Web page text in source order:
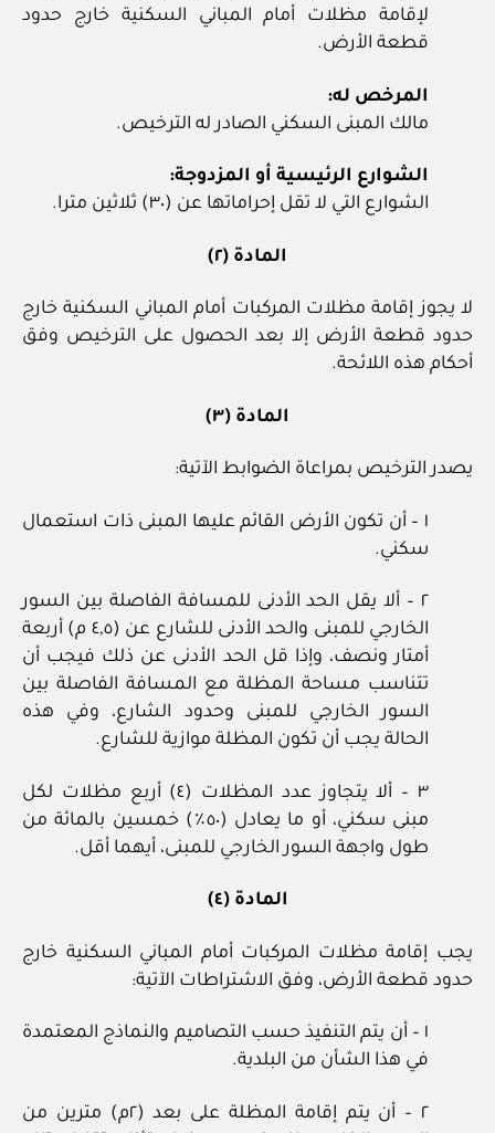
لإقامة مظلات أمام المباني السكنية خارج حدود
قطعة الأرض.
المرخص له:
مالك المبنى السكني الصادر له الترخيص.
الشوارع الرئيسية أو المزدوجة:
الشوارع التي لا تقل إحراماتها عن (٣٠) ثلاثين مترا.
المادة (٢)
لا يجوز إقامة مظلات المركبات أمام المباني السكنية خارج
حدود قطعة الأرض إلا بعد الحصول على الترخيص وفق
أحكام هذه اللائحة.
المادة (٣)
يصدر الترخيص بمراعاة الضوابط الآتية:
١ – أن تكون الأرض القائم عليها المبنى ذات استعمال
سكني.
٢ – ألا يقل الحد الأدنى للمسافة الفاصلة بين السور
الخارجي للمبنى والحد الأدنى للشارع عن (٤,٥ م) أربعة
أمتار ونصف، وإذا قل الحد الأدنى عن ذلك فيجب أن
تتناسب مساحة المظلة مع المسافة الفاصلة بين
السور الخارجي للمبنى وحدود الشارع، وفي هذه
الحالة يجب أن تكون المظلة موازية للشارع.
٣ – ألا يتجاوز عدد المظلات (٤) أربع مظلات لكل
مبنى سكني، أو ما يعادل (٥٠٪) خمسين بالمائة من
طول واجهة السور الخارجي للمبنى، أيهما أقل.
المادة (٤)
يجب إقامة مظلات المركبات أمام المباني السكنية خارج
حدود قطعة الأرض، وفق الاشتراطات الآتية:
١ – أن يتم التنفيذ حسب التصاميم والنماذج المعتمدة
في هذا الشأن من البلدية.
٢ – أن يتم إقامة المظلة على بعد (٢م) مترين من